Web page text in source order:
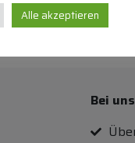
Bei
Alle akzeptieren